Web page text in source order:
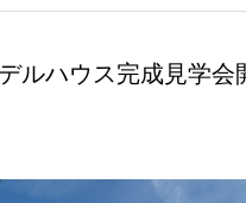
ルハウス完成見学会